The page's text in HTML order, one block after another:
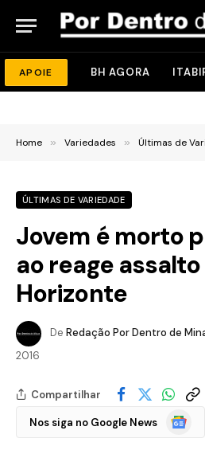
APOIE BH AGORA
Home » Variedades » Últimas de
ÚLTIMAS DE VARIEDADE
Jovem é morto
ao reage
Horizonte
De Redação Por Dentro de
2016
Compartilhar
Nos siga no Google News
Google
Notícias